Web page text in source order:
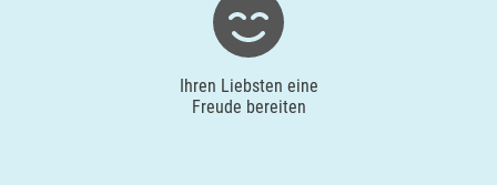
Ihren Liebsten eine
Freude bereiten